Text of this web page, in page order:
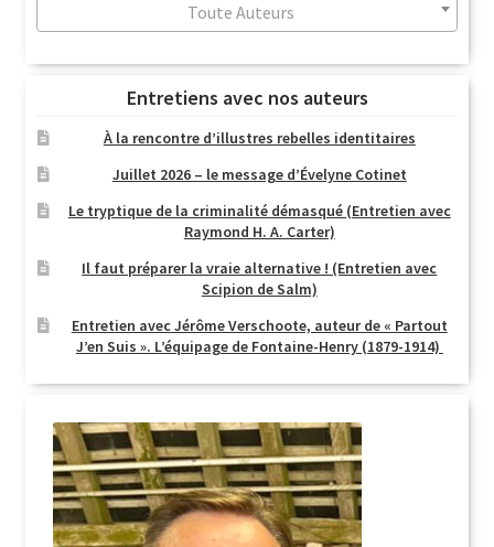
Toute Auteurs
Entretiens avec nos auteurs
À la rencontre d’illustres rebelles identitaires
Juillet 2026 – le message d’Évelyne Cotinet
Le tryptique de la criminalité démasqué (Entretien avec
Raymond H. A. Carter)
Il faut préparer la vraie alternative ! (Entretien avec
Scipion de Salm)
Entretien avec Jérôme Verschoote, auteur de « Partout
J’en Suis ». L’équipage de Fontaine-Henry (1879-1914)